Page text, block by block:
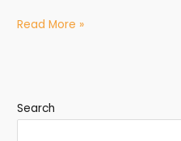
Read More »
Search